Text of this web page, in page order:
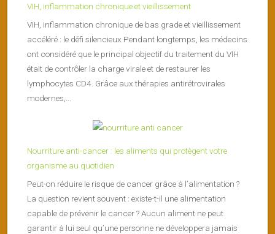
VIH, inflammation chronique et vieillissement
VIH, inflammation chronique de bas grade et vieillissement
accéléré : le défi silencieux Pendant longtemps, les médecins
ont considéré que le principal objectif du traitement du VIH
était de contrôler la charge virale et de restaurer les
lymphocytes CD4. Grâce aux thérapies antirétrovirales
modernes,...
Nourriture anti-cancer : les aliments qui protègent votre
organisme au quotidien
Peut-on réduire le risque de cancer grâce à l’alimentation ?
La question revient souvent : existe-t-il une alimentation
capable de prévenir le cancer ? Aucun aliment ne peut
garantir à lui seul qu’une personne ne développera jamais